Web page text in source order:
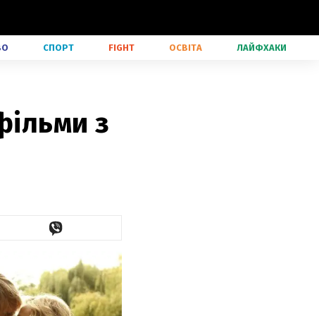
СПОРТ FIGHT ОСВІТА ЛАЙФХАКИ
з